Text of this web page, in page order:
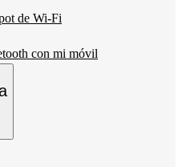
de Wi-Fi
con mi móvil